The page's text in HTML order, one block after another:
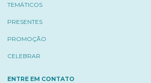
TEMÁTICOS
PRESENTES
PROMOÇÃO
CELEBRAR
ENTRE EM CONTATO